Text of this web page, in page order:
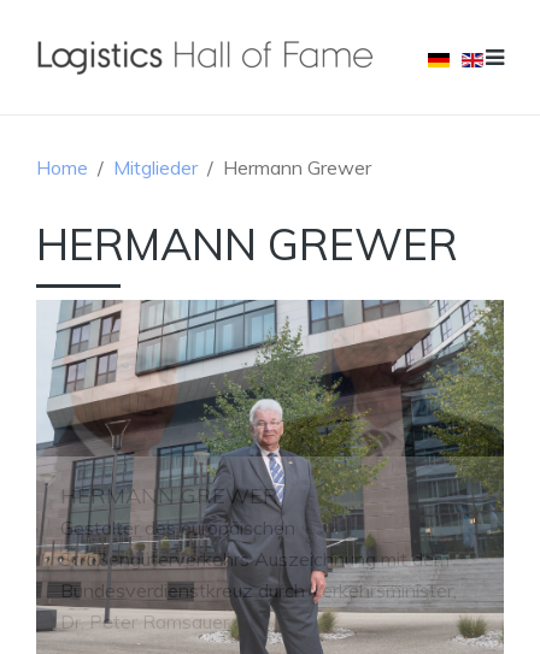
Home Mitglieder Hermann Grewer
HERMANN GREWER
HERMANN GREWER
Gestalter des europäischen
Straßengüterverkehrs